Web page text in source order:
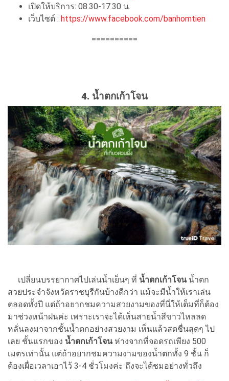
เปิดให้บริการ: 08.30-17.30 น.
เว็บไซต์ : https://www.facebook.com/banhomtien
==========
4. น้ำตกเก้าโจน
เปลี่ยนบรรยากาศไปเล่นน้ำเย็นๆ ที่ น้ำตกเก้าโจนน้ำตก
สวยประจำจังหวัดราชบุรีกันบ้างดีกว่า แม้จะมีน้ำให้เราเล่น
ตลอดทั้งปี แต่ถ้าอยากชมความสวยงามของที่นี่ให้เต็มที่ก็ต้อง
มาช่วงหน้าฝนค่ะ เพราะเราจะได้เห็นสายน้ำสีขาวไหลลด
หลั่นลงมาจากชั้นน้ำตกอย่างสวยงาม เห็นแล้วสดชื่นสุดๆ ไป
เลย ชั้นแรกของ น้ำตกเก้าโจนห่างจากที่จอดรถเพียง 500
เมตรเท่านั้น แต่ถ้าอยากชมความงามของน้ำตกทั้ง 9 ชั้น ก็
ต้องเผื่อเวลาเอาไว้ 3-4 ชั่วโมงค่ะ ถึงจะได้ชมอย่างทั่วถึง